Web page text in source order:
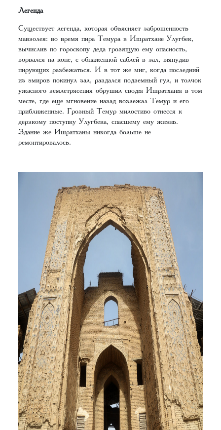
Легенда
Существует легенда, которая объясняет заброшенность
мавзолея: во время пира Темура в Ишратхане Улугбек,
вычислив по гороскопу деда грозящую ему опасность,
ворвался на коне, с обнаженной саблей в зал, вынудив
пирующих разбежаться. И в тот же миг, когда последний
из эмиров покинул зал, раздался подземный гул, и толчок
ужасного землетрясения обрушил своды Ишратханы в том
месте, где еще мгновение назад возлежал Темур и его
приближенные. Грозный Темур милостиво отнесся к
дерзкому поступку Улугбека, спасшему ему жизнь.
Здание же Ишратханы никогда больше не
ремонтировалось.